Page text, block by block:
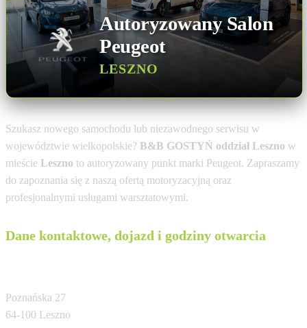
Autoryzowany Salon
Peugeot
LESZNO
Szukasz nowego samochodu lub niezawodnego serwisu w
województwie wielkopolskie? B&B GOSTYŃ oddział Leszno w
mieście Leszno to autoryzowany punkt marki Peugeot. Zapraszamy
do zapoznania się z naszą ofertą motoryzacyjną oraz
profesjonalnymi usługami warsztatowymi.
Dane kontaktowe, dojazd i godziny otwarcia
Poznańska 27
64-100 Leszno